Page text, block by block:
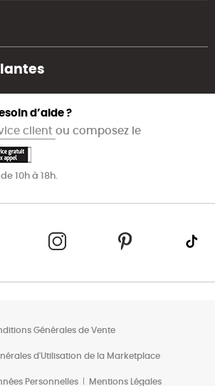
d’aide ?
client ou composez le
10h à 18h.
Générales de Vente
d'Utilisation de la Marketplace
Personnelles Mentions Légales